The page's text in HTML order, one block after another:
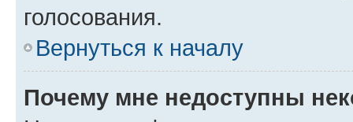
голосования.
Вернуться к началу
Почему мне недоступны